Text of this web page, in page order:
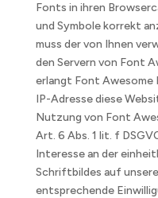
Fonts in ihren
und Symbole korrekt
muss der von Ihnen
den Servern von Font
erlangt Font Awesome
IP-Adresse diese
Nutzung von Font
Art. 6 Abs. 1 lit. f
Interesse an der
Schriftbildes auf
entsprechende